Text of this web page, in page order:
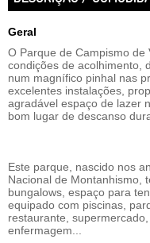
Geral
O Parque de Campismo
condições de acolhimento,
num magnífico pinhal nas
excelentes instalações,
agradável espaço de lazer
bom lugar de descanso
Este parque, nascido nos
Nacional de Montanhismo,
bungalows, espaço para
equipado com piscinas,
restaurante,
enfermagem...